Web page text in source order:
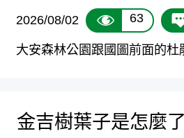
2026/08/02 63
大安森林公園跟國圖前面的
金吉樹葉子是怎麼